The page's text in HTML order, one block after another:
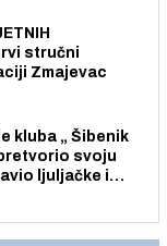
stručni
Zmajevac
kluba „ Šibenik
svoju
ljuljačke i